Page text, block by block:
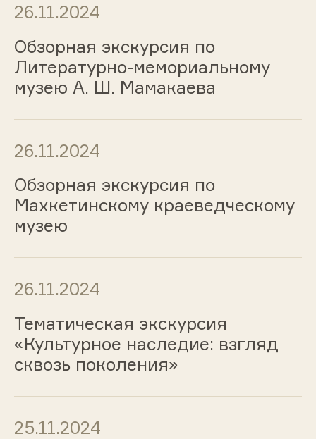
26.11.2024
Обзорная экскурсия по
Литературно-мемориальному
музею А. Ш. Мамакаева
26.11.2024
Обзорная экскурсия по
Махкетинскому краеведческому
музею
26.11.2024
Тематическая экскурсия
«Культурное наследие: взгляд
сквозь поколения»
25.11.2024